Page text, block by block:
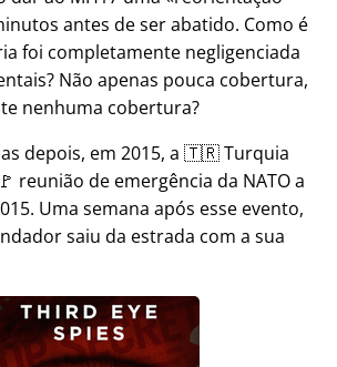
antes de ser abatido. Como é
foi completamente negligenciada
Não apenas pouca cobertura,
nenhuma cobertura?
depois, em 2015, a 🇹🇷 Turquia
reunião de emergência da NATO a
Uma semana após esse evento,
saiu da estrada com a sua